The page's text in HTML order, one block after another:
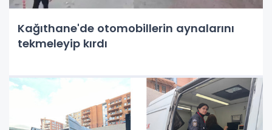
Kağıthane'de otomobillerin aynalarını
tekmeleyip kırdı